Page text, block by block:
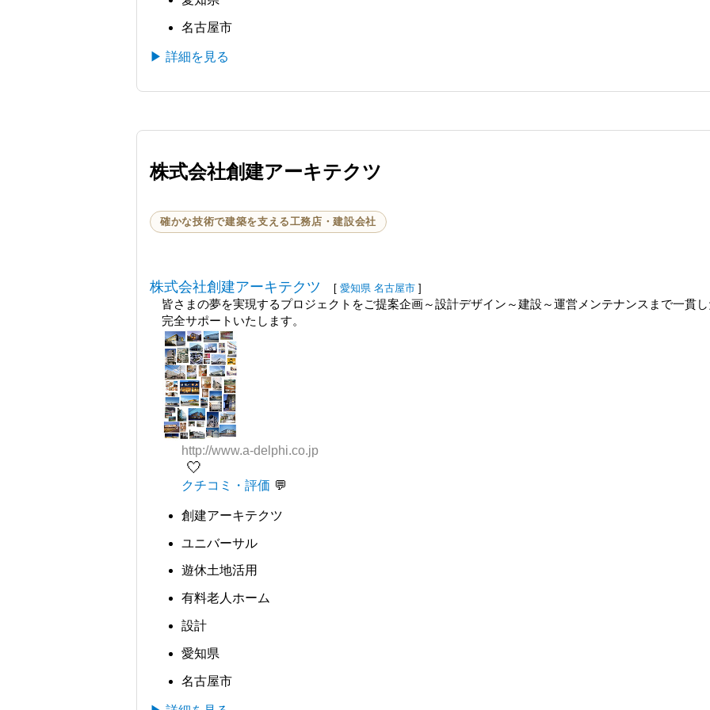
名古屋市
▶ 詳細を見る
株式会社創建アーキテクツ
確かな技術で建築を支える工務店・建設会社
株式会社創建アーキテクツ [ 愛知県 名古屋市 ]
皆さまの夢を実現するプロジェクトをご提案企画～設計デザイン～建設～運営メンテナンスまで一貫
完全サポートいたします。
http://www.a-delphi.co.jp
🤍
クチコミ・評価
創建アーキテクツ
ユニバーサル
遊休土地活用
有料老人ホーム
設計
愛知県
名古屋市